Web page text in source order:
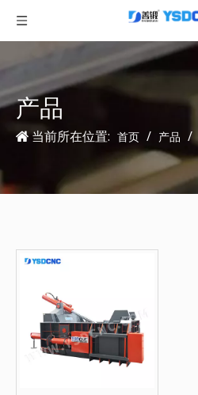
产品
当前所在位置: 首页 / 产品 /